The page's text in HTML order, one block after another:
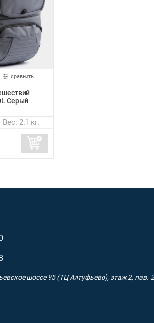
сравнить
Серый
Вес: 2.1 кг.
шоссе 95 (ТЦ Алтуфьево), этаж 2, пав. 2